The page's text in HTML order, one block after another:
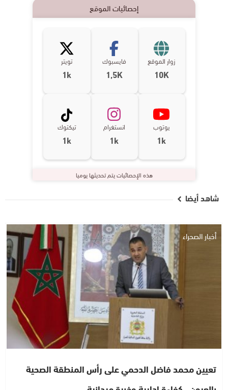
إحصائيات الموقع
زوار الموقع
10K
فايسبوك
1,5K
تويتر
1k
يوتوب
1k
انستغرام
1k
تيكتوك
1k
هذه الإحصائيات يتم تحديثها يوميا
شاهد أيضا
أخبار الصحراء
تعيين محمد فاضل الدحمي على رأس المنطقة الصحية